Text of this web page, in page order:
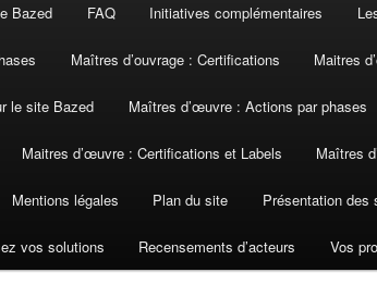
Bazed FAQ Initiatives complémentaires
Maîtres d’ouvrage : Certifications Maitres
le site Bazed Maîtres d’œuvre : Actions par phases
Maitres d’œuvre : Certifications et Labels Maîtres
Mentions légales Plan du site Présentation des
vos solutions Recensements d’acteurs Vos